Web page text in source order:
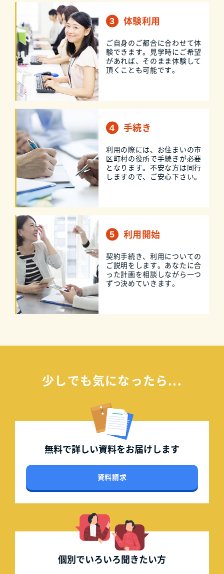
体験利用
ご自身のご都合に合わせて体
験できます。見学時にご希望
があれば、そのまま体験して
頂くことも可能です。
手続き
利用の際には、お住まいの市
区町村の役所で手続きが必要
となります。不安な方は同行
しますので、ご安心下さい。
利用開始
契約手続き、利用についての
ご説明をします。あなたに合
った計画を相談しながら一つ
ずつ決めていきます。
少しでも気になったら...
無料で詳しい資料をお届けします
資料請求
個別でいろいろ聞きたい方